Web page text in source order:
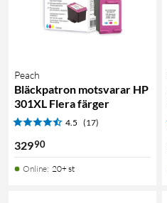
Peach
Bläckpatron motsvarar HP
301XL Flera färger
4.5 (17)
32990
Online: 20+ st